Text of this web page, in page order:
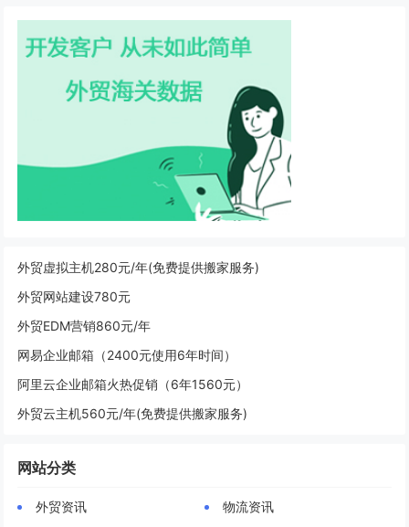
外贸虚拟主机280元/年(免费提供搬家服务)
外贸网站建设780元
外贸EDM营销860元/年
网易企业邮箱（2400元使用6年时间）
阿里云企业邮箱火热促销（6年1560元）
外贸云主机560元/年(免费提供搬家服务)
网站分类
外贸资讯
物流资讯